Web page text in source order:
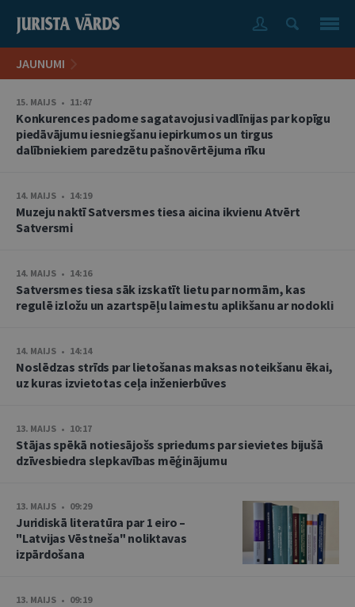
JAUNUMI
15. MAIJS • 11:47
Konkurences padome sagatavojusi vadlīnijas par kopīgu
piedāvājumu iesniegšanu iepirkumos un tirgus
dalībniekiem paredzētu pašnovērtējuma rīku
14. MAIJS • 14:19
Muzeju naktī Satversmes tiesa aicina ikvienu Atvērt
Satversmi
14. MAIJS • 14:16
Satversmes tiesa sāk izskatīt lietu par normām, kas
regulē izložu un azartspēļu laimestu aplikšanu ar nodokli
14. MAIJS • 14:14
Noslēdzas strīds par lietošanas maksas noteikšanu ēkai,
uz kuras izvietotas ceļa inženierbūves
13. MAIJS • 10:17
Stājas spēkā notiesājošs spriedums par sievietes bijušā
dzīvesbiedra slepkavības mēģinājumu
13. MAIJS • 09:29
Juridiskā literatūra par 1 eiro –
"Latvijas Vēstneša" noliktavas
izpārdošana
13. MAIJS • 09:19